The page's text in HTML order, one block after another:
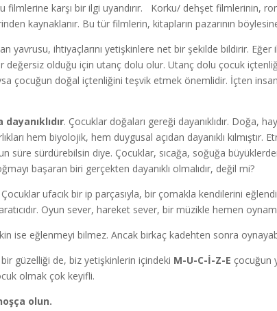
filmlerine karşı bir ilgi uyandırır. Korku/ dehşet filmlerinin,
kaynaklanır. Bu tür filmlerin, kitapların pazarının
yavrusu, ihtiyaçlarını yetişkinlere net bir şekilde bildirir.
değersiz olduğu için utanç dolu olur. Utanç dolu çocuk
çocuğun doğal içtenliğini teşvik etmek önemlidir. İçten
. Çocuklar doğaları gereği dayanıklıdır. Doğa,
hem biyolojik, hem duygusal açıdan dayanıklı
süre sürdürebilsin diye. Çocuklar, sıcağa, soğuğa
başaran biri gerçekten dayanıklı olmalıdır, değil mi?
Çocuklar ufacık bir ip parçasıyla, bir çomakla kendilerini
Oyun sever, hareket sever, bir müzikle hemen
ise eğlenmeyi bilmez. Ancak birkaç kadehten sonra
bir güzelliği de, biz yetişkinlerin içindeki M-U-C-İ-Z-E çocuğun
olmak çok keyifli.
olun.